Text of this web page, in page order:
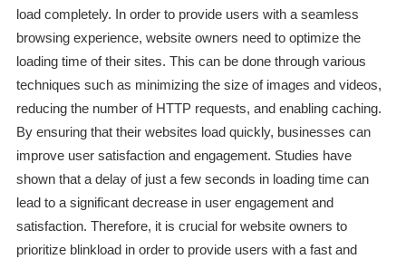
load completely. In order to provide users with a seamless
browsing experience, website owners need to optimize the
loading time of their sites. This can be done through various
techniques such as minimizing the size of images and videos,
reducing the number of HTTP requests, and enabling caching.
By ensuring that their websites load quickly, businesses can
improve user satisfaction and engagement. Studies have
shown that a delay of just a few seconds in loading time can
lead to a significant decrease in user engagement and
satisfaction. Therefore, it is crucial for website owners to
prioritize blinkload in order to provide users with a fast and